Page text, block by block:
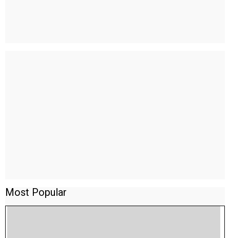
Most Popular